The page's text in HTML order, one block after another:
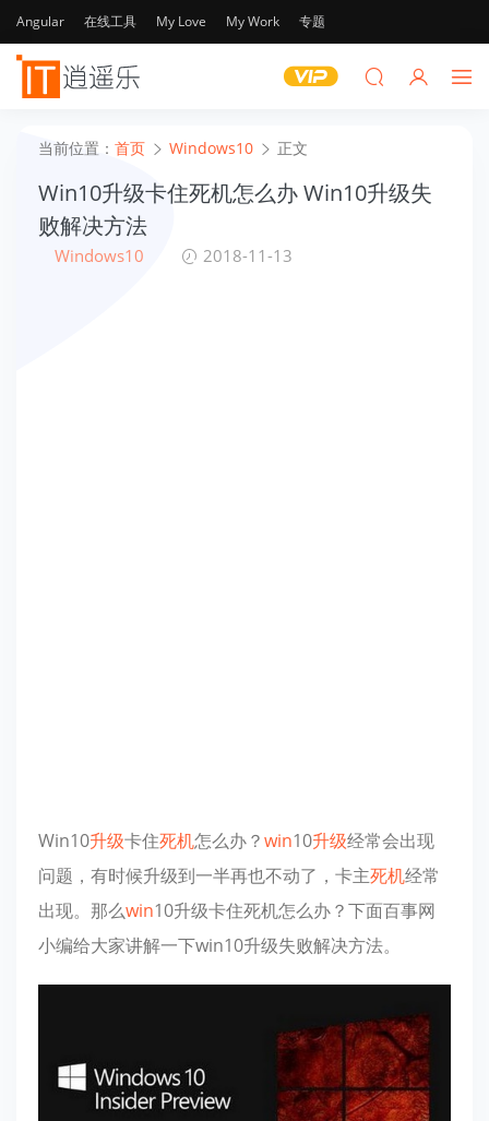
Angular 在线工具 My Love My Work 专题
当前位置： 首页 Windows10 正文
Win10升级卡住死机怎么办 Win10升级失
败解决方法
Windows10 2018-11-13
Win10升级卡住死机怎么办？win10升级经常会出现
问题，有时候升级到一半再也不动了，卡主死机经常
出现。那么win10升级卡住死机怎么办？下面百事网
小编给大家讲解一下win10升级失败解决方法。